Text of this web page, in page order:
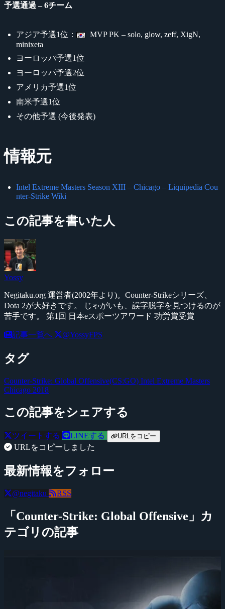
予選通過 – 6チーム
アジア予選1位：
MVP PK – solo, glow, zeff, XigN,
minixeta
ヨーロッパ予選1位
ヨーロッパ予選2位
アメリカ予選1位
南米予選1位
その他予選 (今後発表)
情報元
Intel Extreme Masters Season XIII – Chicago – Liquipedia Cou
nter-Strike Wiki
この記事を書いた人
Yossy
Negitaku.org 運営者(2002年より)。Counter-Strikeシリーズ、
Dota 2が大好きです。 じゃがいも、誤字脱字を見つけるのが
苦手です。 第1回 日本eスポーツアワード 功労賞受賞
記事一覧へ @YossyFPS
タグ
Counter-Strike: Global Offensive(CS:GO) Intel Extreme Masters
Chicago 2018
この記事をシェアする
ツイートする LINEする URLをコピー
URLをコピーしました
最新情報をフォロー
@negitaku RSS
「Counter-Strike: Global Offensive」カ
テゴリの記事